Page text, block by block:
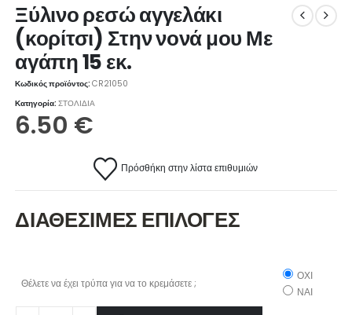
Ξύλινο ρεσώ αγγελάκι
(κορίτσι) Στην νονά μου Με
αγάπη 15 εκ.
Κωδικός προϊόντος:CR21050
Κατηγορία:ΣΤΟΛΙΔΙΑ
6.50 €
Πρόσθήκη στην λίστα επιθυμιών
ΔΙΑΘΕΣΙΜΕΣ ΕΠΙΛΟΓΕΣ
Θέλετε να έχει τρύπα για να το κρεμάσετε ;
ΟΧΙ
ΝΑΙ